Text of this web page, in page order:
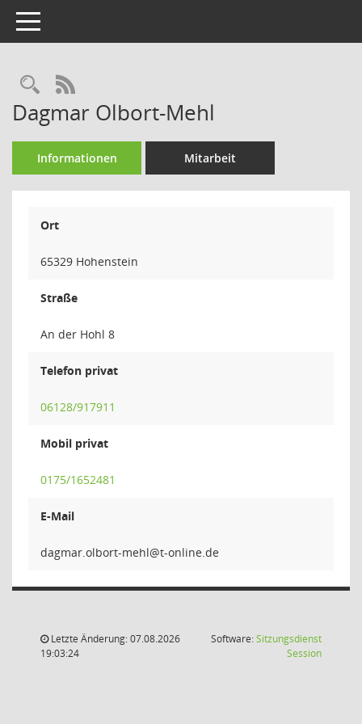
Toggle navigation
Rechercheauswahl
RSS-Feed
Dagmar Olbort-Mehl
Informationen Mitarbeit
Ort
65329 Hohenstein
Straße
An der Hohl 8
Telefon privat
06128/917911
Mobil privat
0175/1652481
E-Mail
lhem-trob
Letzte Änderung: 07.08.2026
19:03:24
Software:Sitzungsdienst
Session(Wird in